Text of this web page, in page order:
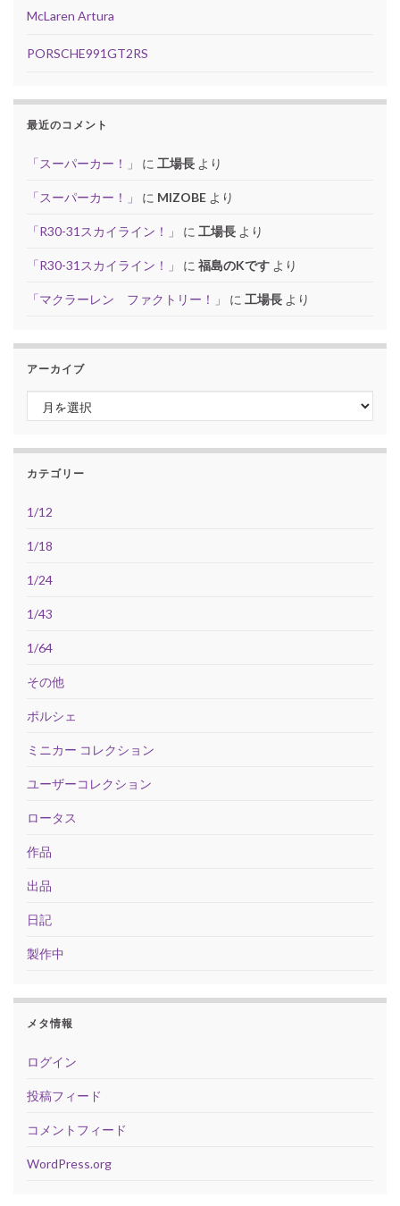
McLaren Artura
PORSCHE991GT2RS
最近のコメント
「スーパーカー！」 に 工場長 より
「スーパーカー！」 に MIZOBE より
「R30-31スカイライン！」 に 工場長 より
「R30-31スカイライン！」 に 福島のKです より
「マクラーレン ファクトリー！」 に 工場長 より
アーカイブ
アーカイブ
カテゴリー
1/12
1/18
1/24
1/43
1/64
その他
ポルシェ
ミニカー コレクション
ユーザーコレクション
ロータス
作品
出品
日記
製作中
メタ情報
ログイン
投稿フィード
コメントフィード
WordPress.org